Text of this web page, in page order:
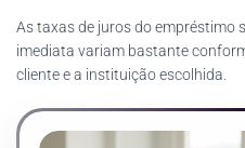
As taxas de juros do empréstimo
imediata variam bastante
cliente e a instituição escolhida.